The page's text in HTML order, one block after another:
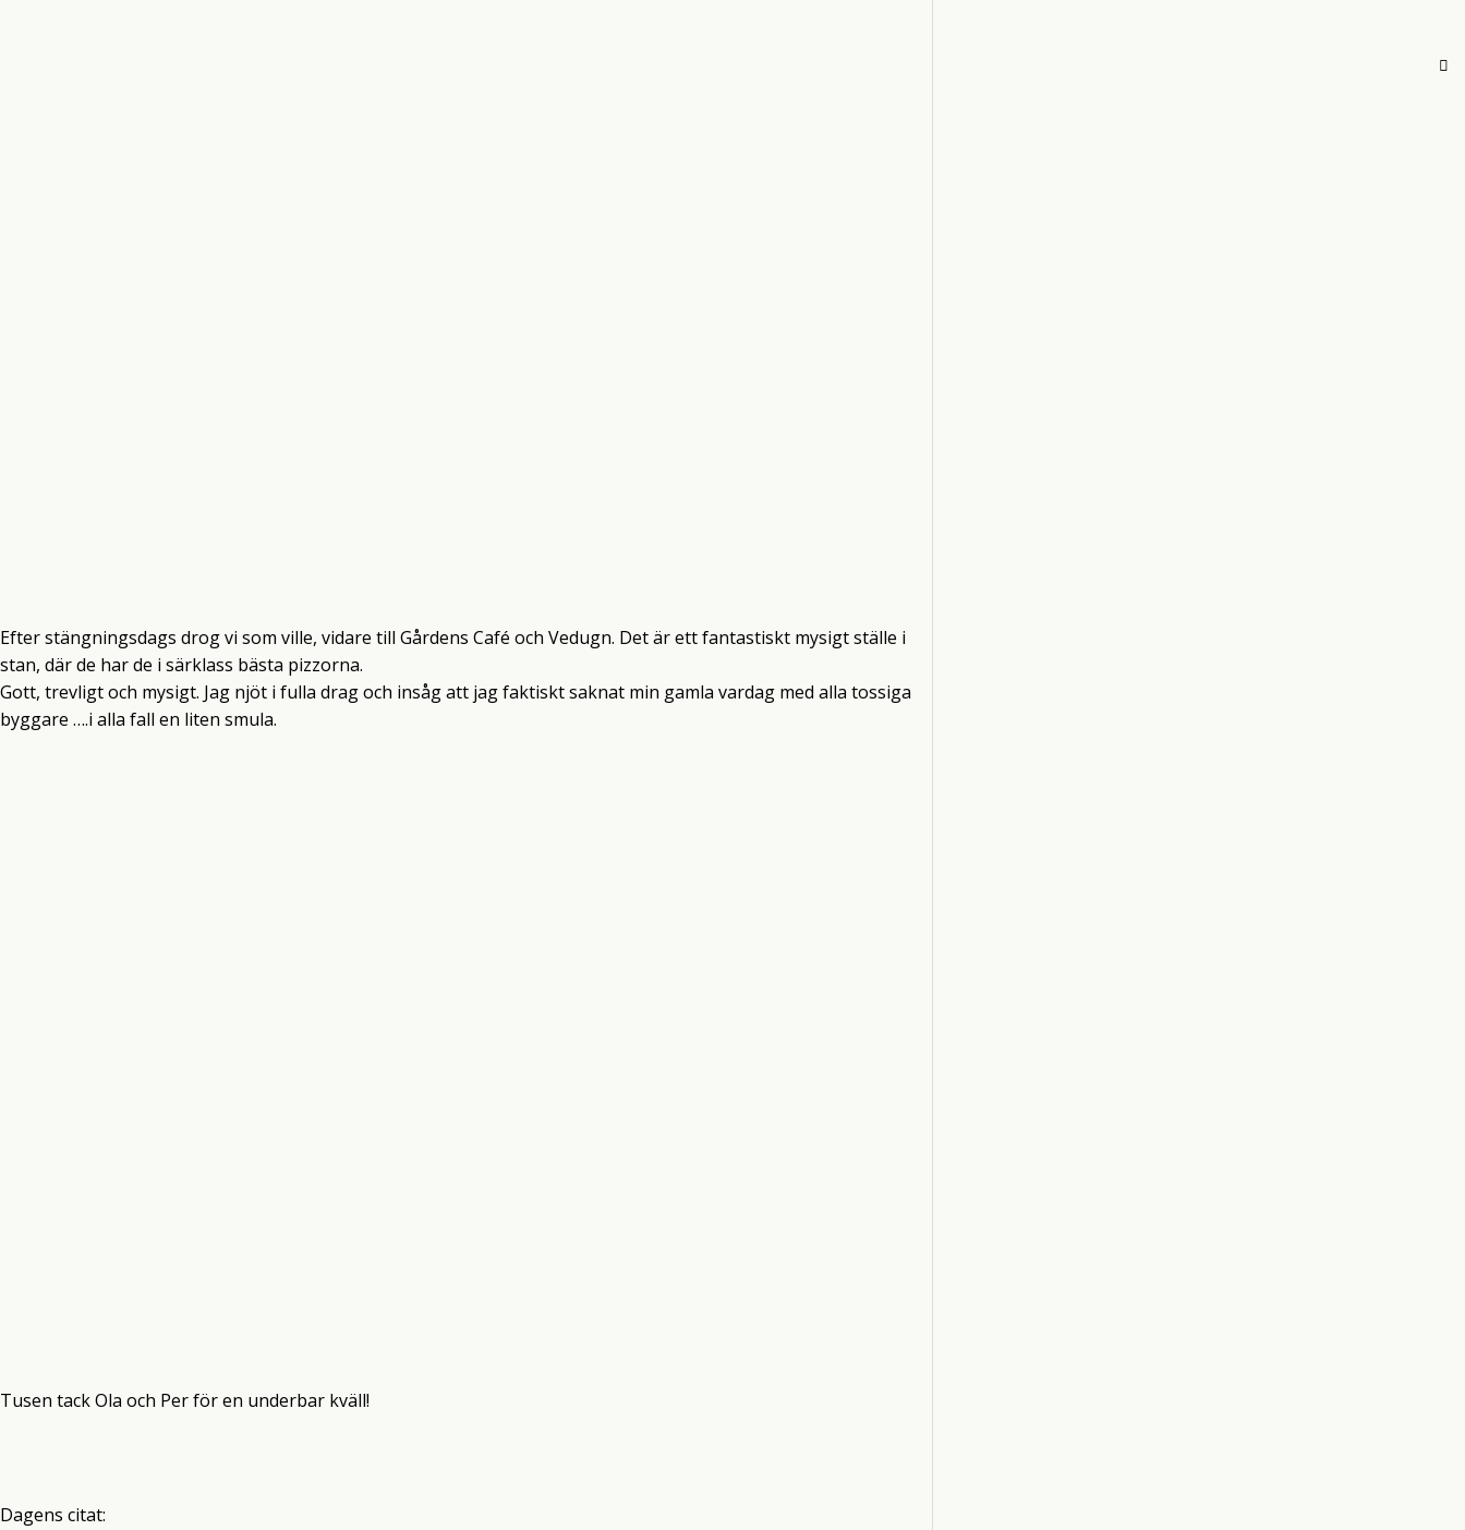
Efter stängningsdags drog vi som ville, vidare till Gårdens Café och Vedugn. Det är ett fantastiskt mysigt ställe i
stan, där de har de i särklass bästa pizzorna.
Gott, trevligt och mysigt. Jag njöt i fulla drag och insåg att jag faktiskt saknat min gamla vardag med alla tossiga
byggare ….i alla fall en liten smula.
Tusen tack Ola och Per för en underbar kväll!
Dagens citat: